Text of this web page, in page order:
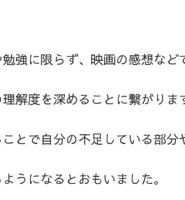
強に限らず、映画の感想な
解度を深めることに繋がりま
とで自分の不足している部
うになるとおもいました。